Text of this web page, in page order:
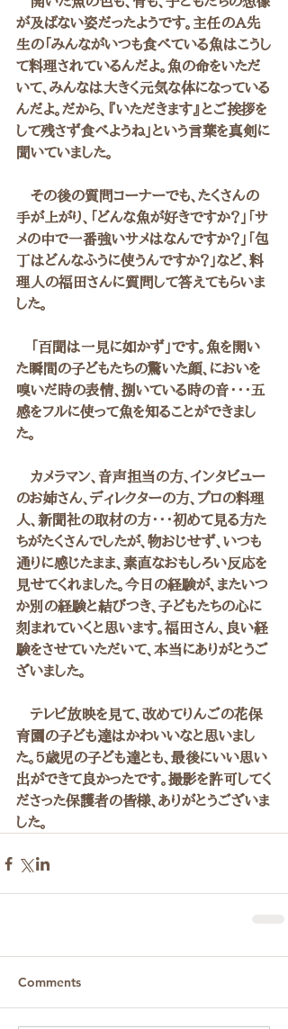
が及ばない姿だったようです。主任のA先
生の「みんながいつも食べている魚はこうし
て料理されているんだよ。魚の命をいただ
いて、みんなは大きく元気な体になっている
んだよ。だから、『いただきます』とご挨拶を
して残さず食べようね」という言葉を真剣に
聞いていました。
その後の質問コーナーでも、たくさんの
手が上がり、「どんな魚が好きですか？」「サ
メの中で一番強いサメはなんですか？」「包
丁はどんなふうに使うんですか？」など、料
理人の福田さんに質問して答えてもらいま
した。
「百聞は一見に如かず」です。魚を開い
た瞬間の子どもたちの驚いた顔、においを
嗅いだ時の表情、捌いている時の音・・・五
感をフルに使って魚を知ることができまし
た。
カメラマン、音声担当の方、インタビュー
のお姉さん、ディレクターの方、プロの料理
人、新聞社の取材の方・・・初めて見る方た
ちがたくさんでしたが、物おじせず、いつも
通りに感じたまま、素直なおもしろい反応を
見せてくれました。今日の経験が、またいつ
か別の経験と結びつき、子どもたちの心に
刻まれていくと思います。福田さん、良い経
験をさせていただいて、本当にありがとうご
ざいました。
テレビ放映を見て、改めてりんごの花保
育園の子ども達はかわいいなと思いまし
た。5歳児の子ども達とも、最後にいい思い
出ができて良かったです。撮影を許可してく
ださった保護者の皆様、ありがとうございま
した。
Comments